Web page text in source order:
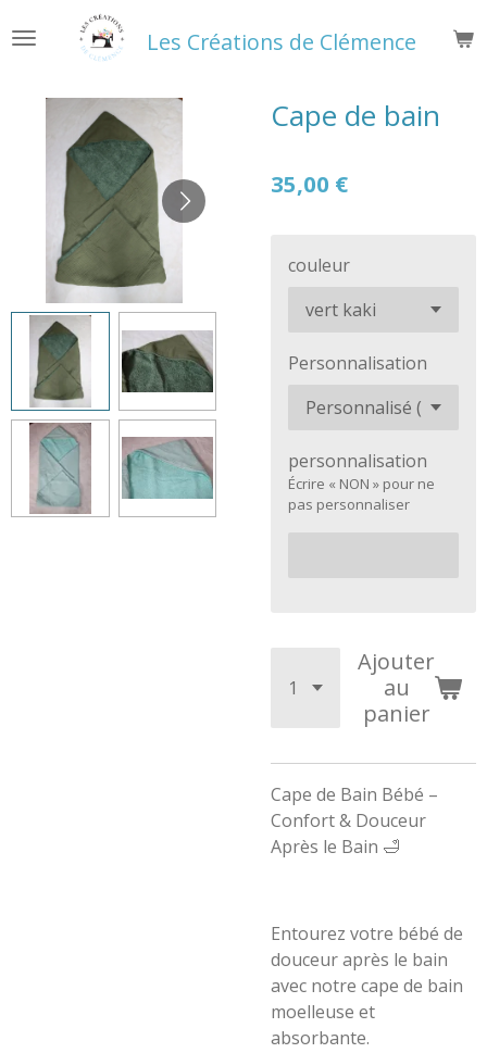
au
principal
Les Créations de Clémence
Cape de bain
35,00 €
couleur
Personnalisation
personnalisation
Écrire « NON » pour ne
pas personnaliser
Ajouter
au
panier
Cape de Bain Bébé –
Confort & Douceur
Après le Bain 🛁
Entourez votre bébé de
douceur après le bain
avec notre cape de bain
moelleuse et
absorbante.